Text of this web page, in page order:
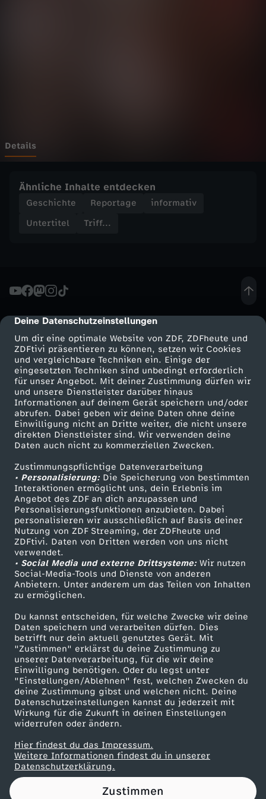
cmp-dialog-description
Deine Datenschutzeinstellungen
Um dir eine optimale Website von ZDF, ZDFheute und
ZDFtivi präsentieren zu können, setzen wir Cookies
und vergleichbare Techniken ein. Einige der
eingesetzten Techniken sind unbedingt erforderlich
für unser Angebot. Mit deiner Zustimmung dürfen wir
und unsere Dienstleister darüber hinaus
Informationen auf deinem Gerät speichern und/oder
abrufen. Dabei geben wir deine Daten ohne deine
Einwilligung nicht an Dritte weiter, die nicht unsere
direkten Dienstleister sind. Wir verwenden deine
Daten auch nicht zu kommerziellen Zwecken.
Zustimmungspflichtige Datenverarbeitung
• Personalisierung:Die Speicherung von bestimmten
Interaktionen ermöglicht uns, dein Erlebnis im
Angebot des ZDF an dich anzupassen und
Personalisierungsfunktionen anzubieten. Dabei
personalisieren wir ausschließlich auf Basis deiner
Nutzung von ZDF Streaming, der ZDFheute und
ZDFtivi. Daten von Dritten werden von uns nicht
verwendet.
• Social Media und externe Drittsysteme:Wir nutzen
Social-Media-Tools und Dienste von anderen
Anbietern. Unter anderem um das Teilen von Inhalten
zu ermöglichen.
Du kannst entscheiden, für welche Zwecke wir deine
Daten speichern und verarbeiten dürfen. Dies
betrifft nur dein aktuell genutztes Gerät. Mit
"Zustimmen" erklärst du deine Zustimmung zu
unserer Datenverarbeitung, für die wir deine
Einwilligung benötigen. Oder du legst unter
"Einstellungen/Ablehnen" fest, welchen Zwecken du
deine Zustimmung gibst und welchen nicht. Deine
Datenschutzeinstellungen kannst du jederzeit mit
Wirkung für die Zukunft in deinen Einstellungen
widerrufen oder ändern.
Hier findest du das Impressum.
Weitere Informationen findest du in unserer
Datenschutzerklärung.
Zustimmen
t
n
t
h
e
r
Details
Ähnliche Inhalte entdecken
Geschichte Reportage
informativ
Untertitel
Triff...
Mehr ZDF
ZDF-Apps
Smart TV
ZDFtext
Livestreams
Sendungen A-Z
TV-Programm
Service
ZDFmitreden
Kontakt zum ZDF
Tickets
Zuschauerservice
Hilfe
ZDF Unternehmen
Karriere
ZDF goes Schule
Werbefernsehen
Mainzelmännchen
Partner